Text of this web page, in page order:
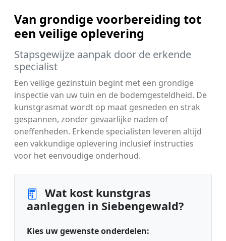
Van grondige voorbereiding tot
een veilige oplevering
Stapsgewijze aanpak door de erkende
specialist
Een veilige gezinstuin begint met een grondige
inspectie van uw tuin en de bodemgesteldheid. De
kunstgrasmat wordt op maat gesneden en strak
gespannen, zonder gevaarlijke naden of
oneffenheden. Erkende specialisten leveren altijd
een vakkundige oplevering inclusief instructies
voor het eenvoudige onderhoud.
Wat kost kunstgras
aanleggen in Siebengewald?
Kies uw gewenste onderdelen: